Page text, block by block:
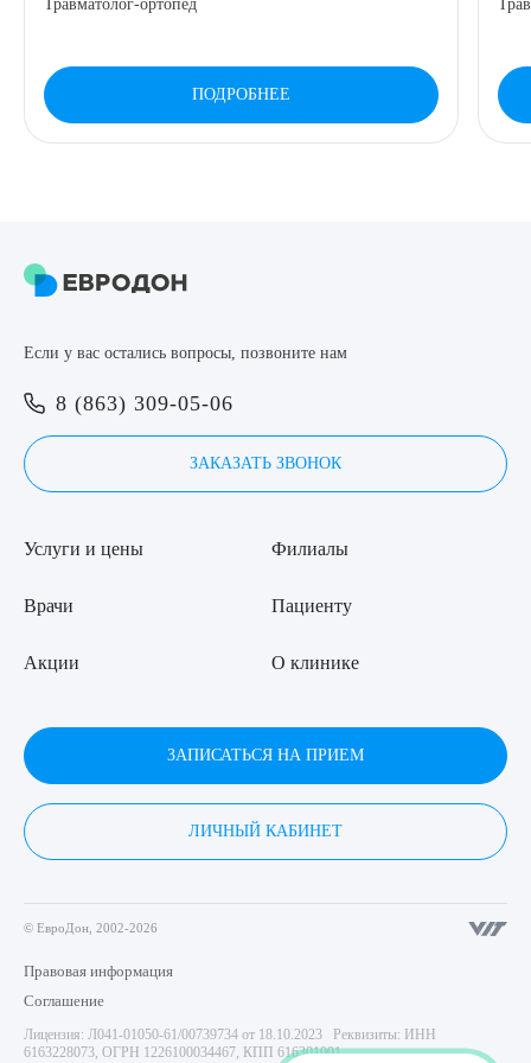
ЗАКАЗАТЬ ЗВОНОК
Травматолог-ортопед
ПОДРОБНЕЕ
Если у вас остались вопросы, позвоните нам
8 (863) 309-05-06
ЗАКАЗАТЬ ЗВОНОК
Услуги и цены
Врачи
Акции
Филиалы
Пациенту
О клинике
ЗАПИСАТЬСЯ НА ПРИЕМ
ЛИЧНЫЙ КАБИНЕТ
© ЕвроДон, 2002-2026
Правовая информация
Соглашение
Лицензия: Л041-01050-61/00739734 от 18.10.2023 Реквизиты: ИНН
6163228073, ОГРН 1226100034467, КПП 616301001
ОТПРАВИТЬ
обработку персональных данных
Выберите сопутствующую услугу